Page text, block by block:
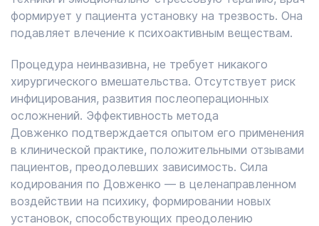
формирует у пациента установку на трезвость. Она
подавляет влечение к психоактивным веществам.
Процедура неинвазивна, не требует никакого
хирургического вмешательства. Отсутствует риск
инфицирования, развития послеоперационных
осложнений. Эффективность метода
Довженко подтверждается опытом его применения
в клинической практике, положительными отзывами
пациентов, преодолевших зависимость. Сила
кодирования по Довженко — в целенаправленном
воздействии на психику, формировании новых
установок, способствующих преодолению